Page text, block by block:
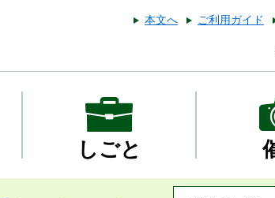
本文へ ご利用ガイド
しごと